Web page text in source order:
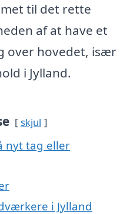
til det rette
af at have et
over hovedet, især
i Jylland.
skjul
nyt tag eller
i Jylland